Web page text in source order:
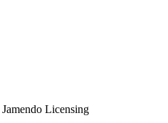
Jamendo Licensing